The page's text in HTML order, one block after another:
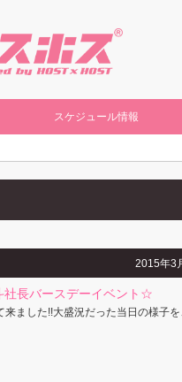
スケジュール情報
2015年3
社長バースデーイベント☆
ました!!大盛況だった当日の様子